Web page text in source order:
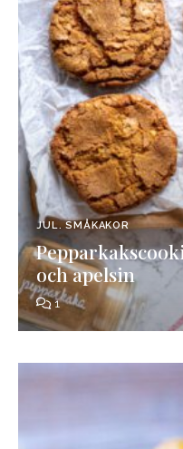
JUL SMÅKAKOR
och apelsin
1